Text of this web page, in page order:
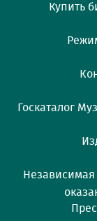
Купить
Госкаталог
Независимая